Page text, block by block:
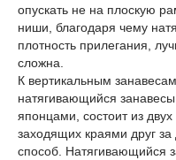
опускать не на плоскую
ниши, благодаря чему
плотность прилегания,
сложна.
К вертикальным
натягивающийся
японцами, состоит из
заходящих краями друг
способ. Натягивающийся